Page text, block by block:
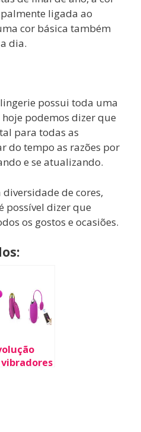
ligada ao
cor básica também
dia.
possui toda uma
podemos dizer que
para todas as
do tempo as razões por
e se atualizando.
de cores,
possível dizer que
os gostos e ocasiões.
vibradores